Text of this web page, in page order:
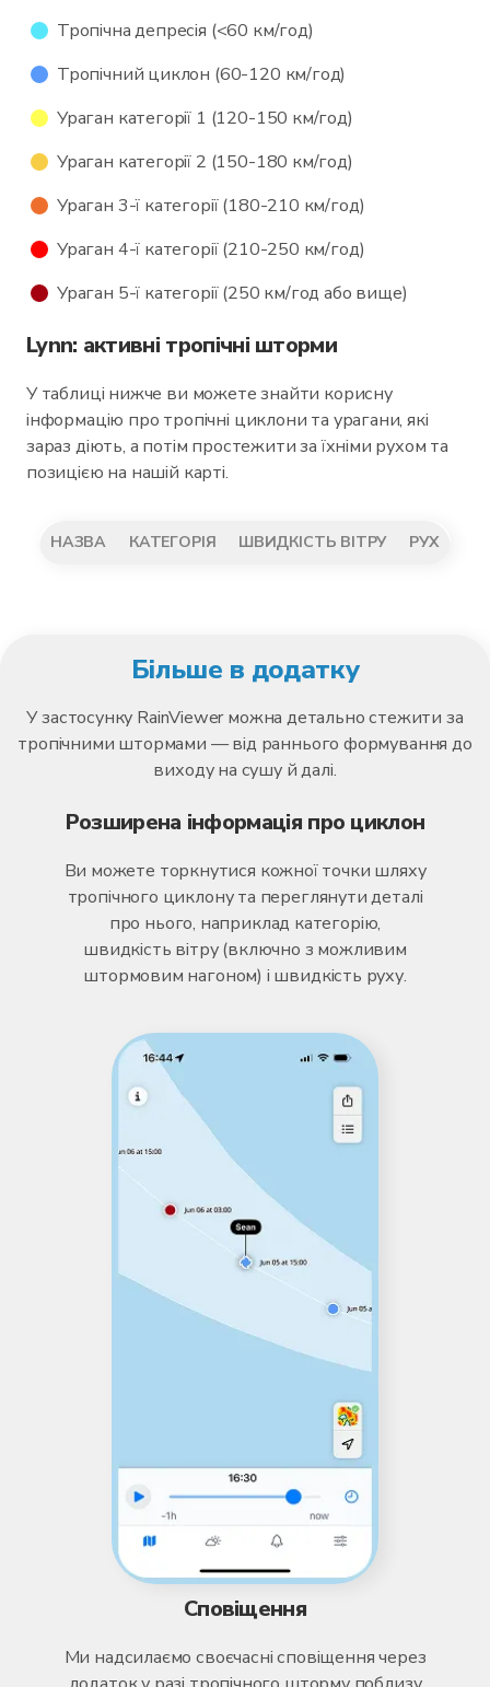
Тропічна депресія (<60 км/год)
Тропічний циклон (60-120 км/год)
Ураган категорії 1 (120-150 км/год)
Ураган категорії 2 (150-180 км/год)
Ураган 3-ї категорії (180-210 км/год)
Ураган 4-ї категорії (210-250 км/год)
Ураган 5-ї категорії (250 км/год або вище)
Lynn: активні тропічні шторми
У таблиці нижче ви можете знайти корисну
інформацію про тропічні циклони та урагани, які
зараз діють, а потім простежити за їхніми рухом та
позицією на нашій карті.
НАЗВА КАТЕГОРІЯ ШВИДКІСТЬ ВІТРУ РУХ
Більше в додатку
У застосунку RainViewer можна детально стежити за
тропічними штормами — від раннього формування до
виходу на сушу й далі.
Розширена інформація про циклон
Ви можете торкнутися кожної точки шляху
тропічного циклону та переглянути деталі
про нього, наприклад категорію,
швидкість вітру (включно з можливим
штормовим нагоном) і швидкість руху.
Сповіщення
Ми надсилаємо своєчасні сповіщення через